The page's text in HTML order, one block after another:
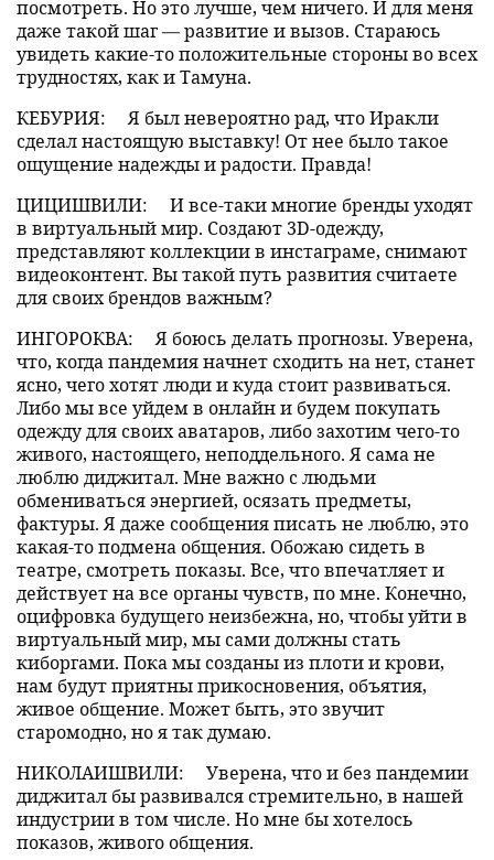
посмотреть. Но это лучше, чем ничего. И для меня
даже такой шаг — развитие и вызов. Стараюсь
увидеть какие-то положительные стороны во всех
трудностях, как и Тамуна.
КЕБУРИЯ:
Я был невероятно рад, что Иракли
сделал настоящую выставку! От нее было такое
ощущение надежды и радости. Правда!
ЦИЦИШВИЛИ:
И все-таки многие бренды уходят
в виртуальный мир. Создают 3D-одежду,
представляют коллекции в инстаграме, снимают
видеоконтент. Вы такой путь развития считаете
для своих брендов важным?
ИНГОРОКВА:
Я боюсь делать прогнозы. Уверена,
что, когда пандемия начнет сходить на нет, станет
ясно, чего хотят люди и куда стоит развиваться.
Либо мы все уйдем в онлайн и будем покупать
одежду для своих аватаров, либо захотим чего-то
живого, настоящего, неподдельного. Я сама не
люблю диджитал. Мне важно с людьми
обмениваться энергией, осязать предметы,
фактуры. Я даже сообщения писать не люблю, это
какая-то подмена общения. Обожаю сидеть в
театре, смотреть показы. Все, что впечатляет и
действует на все органы чувств, по мне. Конечно,
оцифровка будущего неизбежна, но, чтобы уйти в
виртуальный мир, мы сами должны стать
киборгами. Пока мы созданы из плоти и крови,
нам будут приятны прикосновения, объятия,
живое общение. Может быть, это звучит
старомодно, но я так думаю.
НИКОЛАИШВИЛИ:
Уверена, что и без пандемии
диджитал бы развивался стремительно, в нашей
индустрии в том числе. Но мне бы хотелось
показов, живого общения.